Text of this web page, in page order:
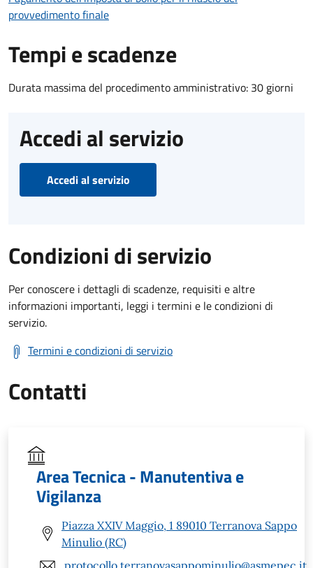
provvedimento finale
Tempi e scadenze
Durata massima del procedimento amministrativo: 30 giorni
Accedi al servizio
Accedi al servizio
Condizioni di servizio
Per conoscere i dettagli di scadenze, requisiti e altre
informazioni importanti, leggi i termini e le condizioni di
servizio.
Termini e condizioni di servizio
Contatti
Area Tecnica - Manutentiva e
Vigilanza
Piazza XXIV Maggio, 1 89010 Terranova Sappo
Minulio (RC)